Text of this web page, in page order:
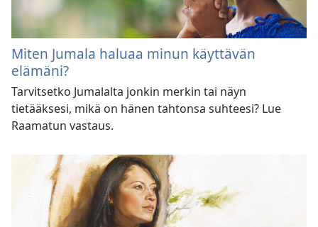
Miten Jumala haluaa minun käyttävän
elämäni?
Tarvitsetko Jumalalta jonkin merkin tai näyn
tietääksesi, mikä on hänen tahtonsa suhteesi? Lue
Raamatun vastaus.